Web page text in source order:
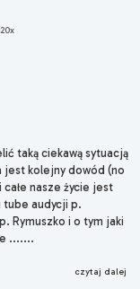
taką ciekawą sytuacją
jest kolejny dowód (no
nasze życie jest
tube audycji p.
Rymuszko i o tym jaki
.......
czytaj dalej